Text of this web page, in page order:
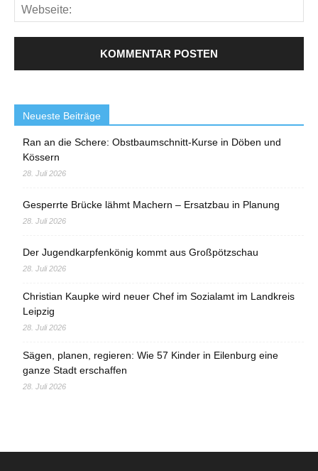
Neueste Beiträge
Ran an die Schere: Obstbaumschnitt-Kurse in Döben und
Kössern
28. Juli 2026
Gesperrte Brücke lähmt Machern – Ersatzbau in Planung
28. Juli 2026
Der Jugendkarpfenkönig kommt aus Großpötzschau
28. Juli 2026
Christian Kaupke wird neuer Chef im Sozialamt im Landkreis
Leipzig
28. Juli 2026
Sägen, planen, regieren: Wie 57 Kinder in Eilenburg eine
ganze Stadt erschaffen
28. Juli 2026